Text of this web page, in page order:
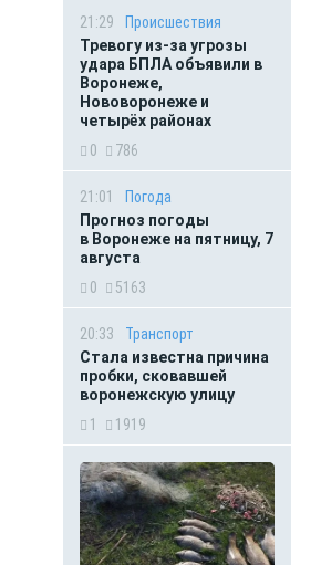
21:29
Происшествия
Тревогу из-за угрозы
удара БПЛА объявили в
Воронеже,
Нововоронеже и
четырёх районах
0
786
21:01
Погода
Прогноз погоды
в Воронеже на пятницу, 7
августа
0
5163
20:33
Транспорт
Стала известна причина
пробки, сковавшей
воронежскую улицу
1
1919